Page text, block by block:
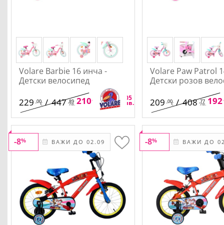
Volare Barbie 16 инча -
Детски велосипед
229 ,00€ /447 ,89
лв. 210,68 /412 ,05
лв.
Volare Paw Patrol
Детски розов
209 ,00€ /408 ,77
лв. 192
ВАЖИ ДО 02.09
-8% ВАЖИ ДО
-8%